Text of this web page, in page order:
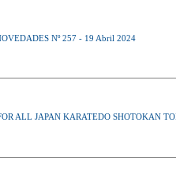
Nº 257 - 19 Abril 2024
ALL JAPAN KARATEDO SHOTOKAN